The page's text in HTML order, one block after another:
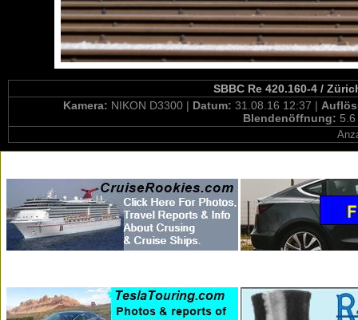
SBBC Re 420.160-4 /
Kamera: NIKON D3300 | Datum: 31.08.16 12:37 |
Blendenöffnung: